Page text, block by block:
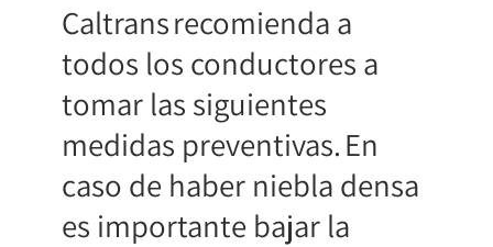
Caltrans recomienda a
todos los conductores a
tomar las siguientes
medidas preventivas. En
caso de haber niebla densa
es importante bajar la